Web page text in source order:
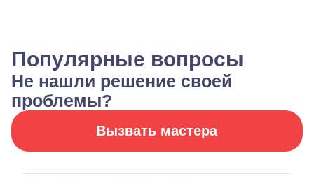
Популярные вопросы
Не нашли решение своей
проблемы?
Вызвать мастера